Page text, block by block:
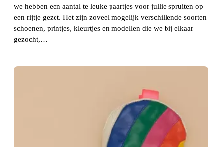
we hebben een aantal te leuke paartjes voor jullie spruiten op
een rijtje gezet. Het zijn zoveel mogelijk verschillende soorten
schoenen, printjes, kleurtjes en modellen die we bij elkaar
gezocht,…